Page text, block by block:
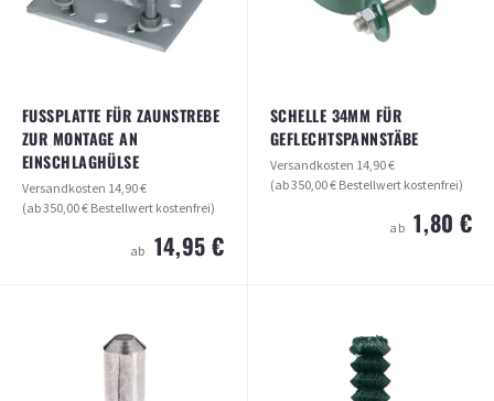
ARTIKEL ANSEHEN ARTIKEL ANSEHEN
FUSSPLATTE FÜR ZAUNSTREBE Z
UR MONTAGE AN E
INSCHLAGHÜLSE
Versandkosten 14,90 €
(ab 350,00 € Bestellwert kostenfrei)
ab 14,95 €
Versandkosten14,90 €
(ab 350,00 € Bestellwert kostenfrei)
SCHELLE 34MM FÜR
GEFLECHTSPANNSTÄBE
Versandkosten 14,90 €
(ab 350,00 € Bestellwert kostenfrei)
ab 1,80 €
Versandkosten14,90 €
(ab 350,00 € Bestellwert kostenfrei)